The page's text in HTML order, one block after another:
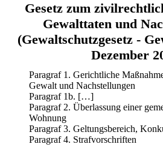
Gesetz zum
Gewalttaten und
(Gewaltschutzgesetz -
Dezember
Paragraf 1. Gerichtliche
Gewalt und Nachstellungen
Paragraf 1b. […]
Paragraf 2. Überlassung einer
Wohnung
Paragraf 3. Geltungsbereich,
Paragraf 4. Strafvorschriften